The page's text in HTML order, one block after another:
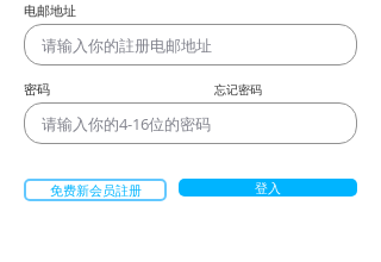
电邮地址
密码 忘记密码
免费新会员註册 登入